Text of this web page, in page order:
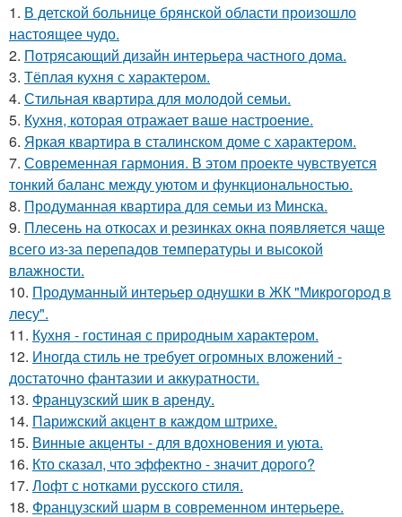
1. В детской больнице брянской области произошло
настоящее чудо.
2. Потрясающий дизайн интерьера частного дома.
3. Тёплая кухня с характером.
4. Стильная квартира для молодой семьи.
5. Кухня, которая отражает ваше настроение.
6. Яркая квартира в сталинском доме с характером.
7. Современная гармония. В этом проекте чувствуется
тонкий баланс между уютом и функциональностью.
8. Продуманная квартира для семьи из Минска.
9. Плесень на откосах и резинках окна появляется чаще
всего из-за перепадов температуры и высокой
влажности.
10. Продуманный интерьер однушки в ЖК "Микрогород в
лесу".
11. Кухня - гостиная с природным характером.
12. Иногда стиль не требует огромных вложений -
достаточно фантазии и аккуратности.
13. Французский шик в аренду.
14. Парижский акцент в каждом штрихе.
15. Винные акценты - для вдохновения и уюта.
16. Кто сказал, что эффектно - значит дорого?
17. Лофт с нотками русского стиля.
18. Французский шарм в современном интерьере.